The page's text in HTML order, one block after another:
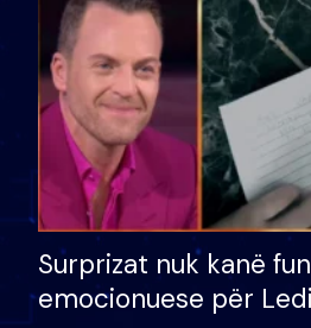
mungojë zilja e
Surprizat nuk kanë
emocionuese për